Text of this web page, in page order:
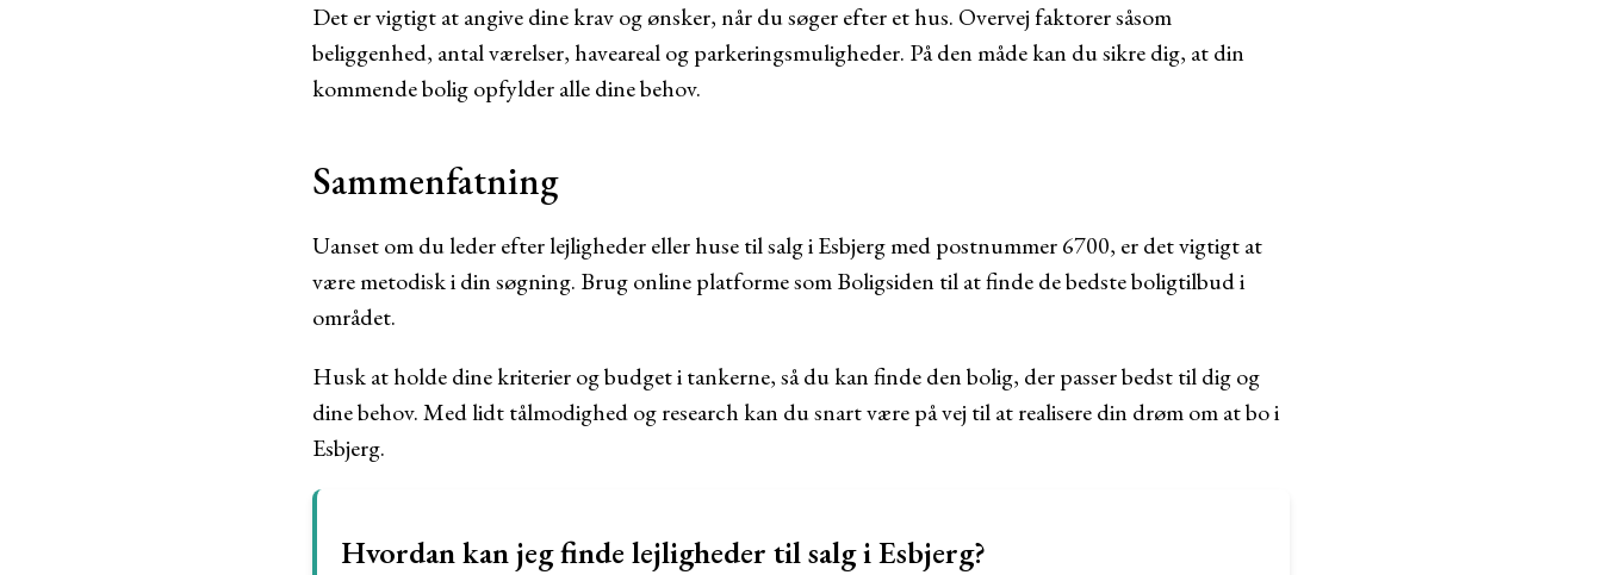
Det er vigtigt at angive dine krav og ønsker, når du søger efter et hus. Overvej faktorer såsom
beliggenhed, antal værelser, haveareal og parkeringsmuligheder. På den måde kan du sikre dig, at din
kommende bolig opfylder alle dine behov.
Sammenfatning
Uanset om du leder efter lejligheder eller huse til salg i Esbjerg med postnummer 6700, er det vigtigt at
være metodisk i din søgning. Brug online platforme som Boligsiden til at finde de bedste boligtilbud i
området.
Husk at holde dine kriterier og budget i tankerne, så du kan finde den bolig, der passer bedst til dig og
dine behov. Med lidt tålmodighed og research kan du snart være på vej til at realisere din drøm om at bo i
Esbjerg.
Hvordan kan jeg finde lejligheder til salg i Esbjerg?